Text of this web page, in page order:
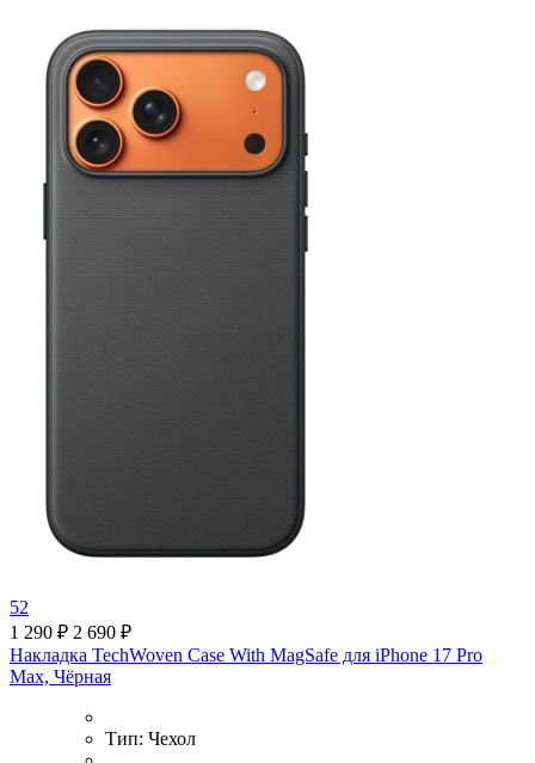
52
1 290 ₽ 2 690 ₽
Накладка TechWoven Case With MagSafe для iPhone 17 Pro
Max, Чёрная
Тип: Чехол